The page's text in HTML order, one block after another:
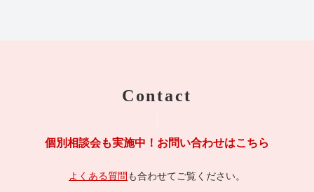
Contact
個別相談会も実施中！お問い合わせはこちら
よくある質問 も合わせてご覧ください。